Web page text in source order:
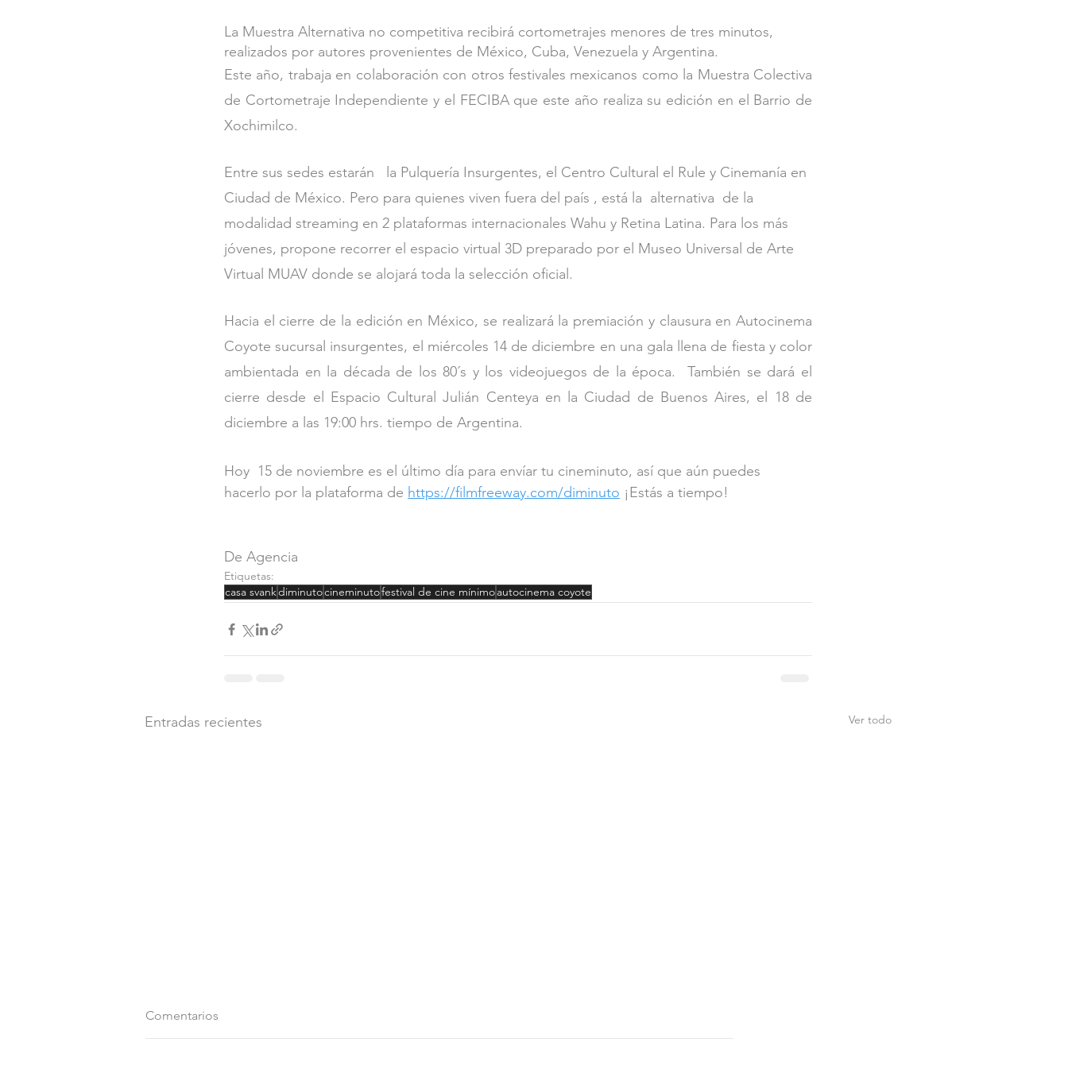
La Muestra Alternativa no competitiva recibirá cortometrajes menores de tres minutos,
realizados por autores provenientes de México, Cuba, Venezuela y Argentina.
Este año, trabaja en colaboración con otros festivales mexicanos como la Muestra Colectiva
de Cortometraje Independiente y el FECIBA que este año realiza su edición en el Barrio de
Xochimilco.
Entre sus sedes estarán   la Pulquería Insurgentes, el Centro Cultural el Rule y Cinemanía en
Ciudad de México. Pero para quienes viven fuera del país , está la  alternativa  de la
modalidad streaming en 2 plataformas internacionales Wahu y Retina Latina. Para los más
jóvenes, propone recorrer el espacio virtual 3D preparado por el Museo Universal de Arte
Virtual MUAV donde se alojará toda la selección oficial.
Hacia el cierre de la edición en México, se realizará la premiación y clausura en Autocinema
Coyote sucursal insurgentes, el miércoles 14 de diciembre en una gala llena de fiesta y color
ambientada en la década de los 80´s y los videojuegos de la época.  También se dará el
cierre desde el Espacio Cultural Julián Centeya en la Ciudad de Buenos Aires, el 18 de
diciembre a las 19:00 hrs. tiempo de Argentina.
Hoy  15 de noviembre es el último día para envíar tu cineminuto, así que aún puedes
hacerlo por la plataforma de https://filmfreeway.com/diminuto ¡Estás a tiempo!
De Agencia
Etiquetas:
casa svankdiminutocineminutofestival de cine mínimoautocinema coyote
Entradas recientes Ver todo
Comentarios